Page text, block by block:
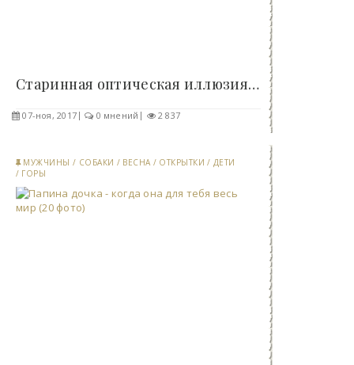
Старинная оптическая иллюзия (6 фото)..
07-ноя, 2017 0 мнений 2 837
МУЖЧИНЫ / СОБАКИ / ВЕСНА / ОТКРЫТКИ / ДЕТИ
/ ГОРЫ